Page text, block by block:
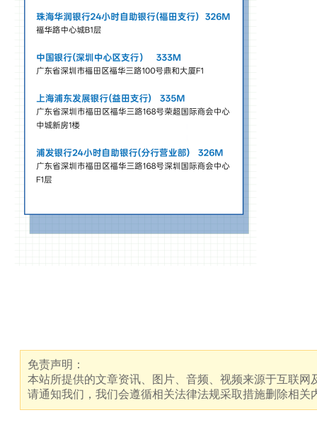
免责声明：
本站所提供的文章资讯、图片、音频、视频来源于互联
请通知我们，我们会遵循相关法律法规采取措施删除相关